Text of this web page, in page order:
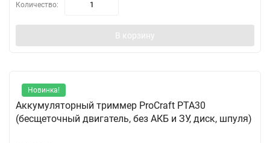
Количество:
В корзину
Новинка!
Аккумуляторный триммер ProCraft PTA30
(бесщеточный двигатель, без АКБ и ЗУ, диск, шпуля)